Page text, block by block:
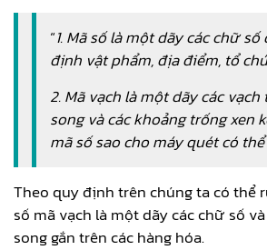
“1.Mã số là một dãy các chữ
định vật phẩm, địa điểm, tổ
2. Mã vạch là một dãy các
song và các khoảng trống xen
mã số sao cho máy quét có
Theo quy định trên chúng ta có thể
số mã vạch là một dãy các chữ số
song gắn trên các hàng hóa.